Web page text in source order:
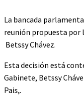
La bancada
reunión propuesta por
Betssy Chávez.
Esta decisión está
Gabinete, Betssy
Pais,.